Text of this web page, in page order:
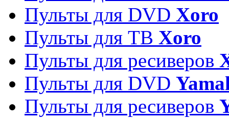
Пульты для DVD Xoro
Пульты для ТВ Xoro
Пульты для ресиверов
Пульты для DVD
Пульты для ресиверов